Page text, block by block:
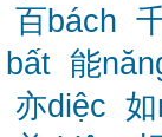
百bách
bất 能
亦diệc